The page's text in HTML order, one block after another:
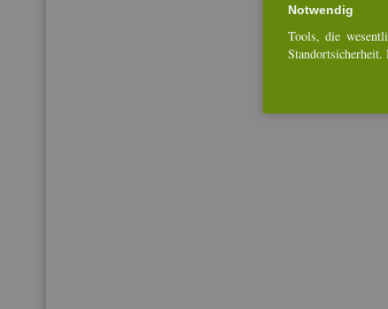
Not­wen­dig
Tools, die
Stand­ort­si­cher­heit.